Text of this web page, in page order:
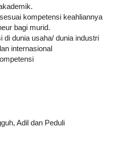
kompetensi keahliannya
bagi murid.
di dunia usaha/ dunia industri
internasional
Adil dan Peduli